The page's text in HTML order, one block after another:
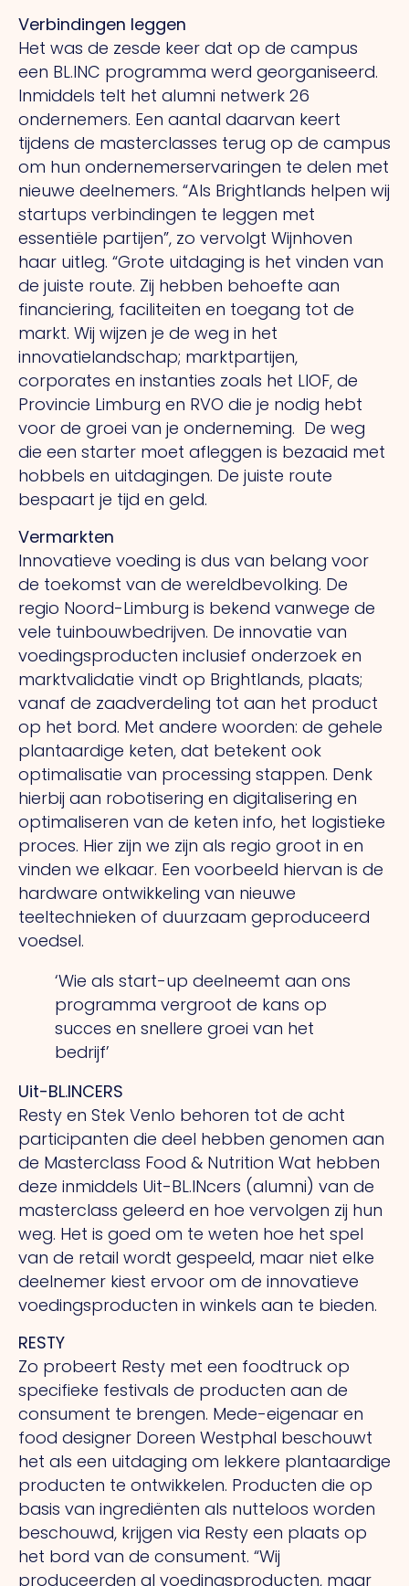
Verbindingen leggen
Het was de zesde keer dat op de campus
een BL.INC programma werd georganiseerd.
Inmiddels telt het alumni netwerk 26
ondernemers. Een aantal daarvan keert
tijdens de masterclasses terug op de campus
om hun ondernemerservaringen te delen met
nieuwe deelnemers. “Als Brightlands helpen wij
startups verbindingen te leggen met
essentiële partijen”, zo vervolgt Wijnhoven
haar uitleg. “Grote uitdaging is het vinden van
de juiste route. Zij hebben behoefte aan
financiering, faciliteiten en toegang tot de
markt. Wij wijzen je de weg in het
innovatielandschap; marktpartijen,
corporates en instanties zoals het LIOF, de
Provincie Limburg en RVO die je nodig hebt
voor de groei van je onderneming. De weg
die een starter moet afleggen is bezaaid met
hobbels en uitdagingen. De juiste route
bespaart je tijd en geld.
Vermarkten
Innovatieve voeding is dus van belang voor
de toekomst van de wereldbevolking. De
regio Noord-Limburg is bekend vanwege de
vele tuinbouwbedrijven. De innovatie van
voedingsproducten inclusief onderzoek en
marktvalidatie vindt op Brightlands, plaats;
vanaf de zaadverdeling tot aan het product
op het bord. Met andere woorden: de gehele
plantaardige keten, dat betekent ook
optimalisatie van processing stappen. Denk
hierbij aan robotisering en digitalisering en
optimaliseren van de keten info, het logistieke
proces. Hier zijn we zijn als regio groot in en
vinden we elkaar. Een voorbeeld hiervan is de
hardware ontwikkeling van nieuwe
teeltechnieken of duurzaam geproduceerd
voedsel.
‘Wie als start-up deelneemt aan ons
programma vergroot de kans op
succes en snellere groei van het
bedrijf’
Uit-BL.INCERS
Resty en Stek Venlo behoren tot de acht
participanten die deel hebben genomen aan
de Masterclass Food & Nutrition Wat hebben
deze inmiddels Uit-BL.INcers (alumni) van de
masterclass geleerd en hoe vervolgen zij hun
weg. Het is goed om te weten hoe het spel
van de retail wordt gespeeld, maar niet elke
deelnemer kiest ervoor om de innovatieve
voedingsproducten in winkels aan te bieden.
RESTY
Zo probeert Resty met een foodtruck op
specifieke festivals de producten aan de
consument te brengen. Mede-eigenaar en
food designer Doreen Westphal beschouwt
het als een uitdaging om lekkere plantaardige
producten te ontwikkelen. Producten die op
basis van ingrediënten als nutteloos worden
beschouwd, krijgen via Resty een plaats op
het bord van de consument. “Wij
produceerden al voedingsproducten, maar